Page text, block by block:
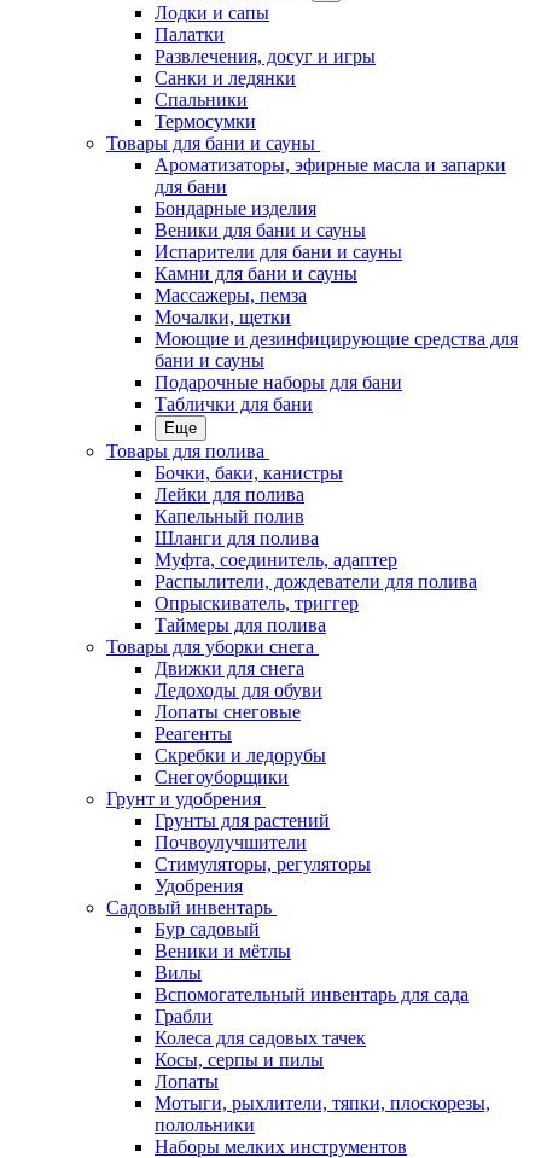
Лодки и сапы
Палатки
Развлечения, досуг и игры
Санки и ледянки
Спальники
Термосумки
Товары для бани и сауны
Ароматизаторы, эфирные масла и запарки
для бани
Бондарные изделия
Веники для бани и сауны
Испарители для бани и сауны
Камни для бани и сауны
Массажеры, пемза
Мочалки, щетки
Моющие и дезинфицирующие средства для
бани и сауны
Подарочные наборы для бани
Таблички для бани
Еще
Товары для полива
Бочки, баки, канистры
Лейки для полива
Капельный полив
Шланги для полива
Муфта, соединитель, адаптер
Распылители, дождеватели для полива
Опрыскиватель, триггер
Таймеры для полива
Товары для уборки снега
Движки для снега
Ледоходы для обуви
Лопаты снеговые
Реагенты
Скребки и ледорубы
Снегоуборщики
Грунт и удобрения
Грунты для растений
Почвоулучшители
Стимуляторы, регуляторы
Удобрения
Садовый инвентарь
Бур садовый
Веники и мётлы
Вилы
Вспомогательный инвентарь для сада
Грабли
Колеса для садовых тачек
Косы, серпы и пилы
Лопаты
Мотыги, рыхлители, тяпки, плоскорезы,
полольники
Наборы мелких инструментов